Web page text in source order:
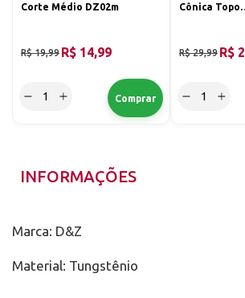
Corte Médio DZ02m
R$ 19,99 R$ 14,99
Cônica Topo
R$ 29,99 R$
INFORMAÇÕES
Marca: D&Z
Material: Tungstênio